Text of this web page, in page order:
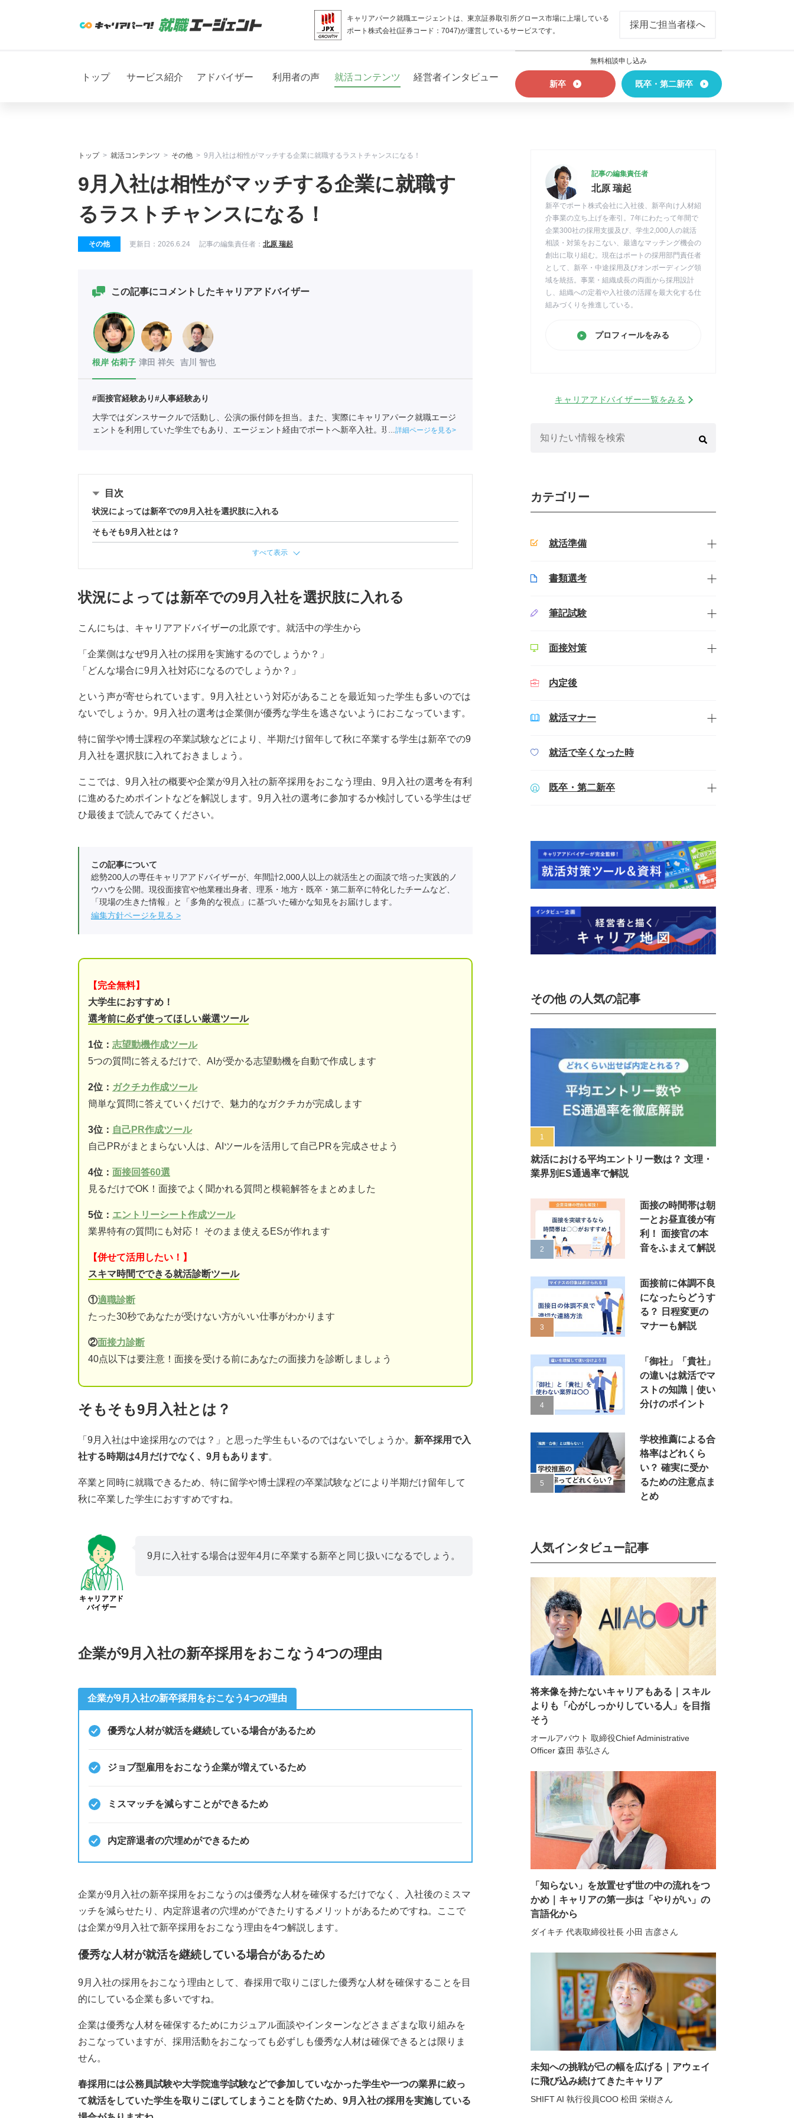
キャリアパーク就職エージェントは、東京証券取引所グロース市場に上場している
ポート株式会社(証券コード：7047)が運営しているサービスです。
採用ご担当者様へ
トップ サービス紹介 アドバイザー 利用者の声 就活コンテンツ 経営者インタビュー
無料相談申し込み
新卒 既卒・第二新卒
トップ 就活コンテンツ その他 9月入社は相性がマッチする企業に就職するラストチャンスになる！
9月入社は相性がマッチする企業に就職す
るラストチャンスになる！
その他 更新日： 2026.6.24 記事の編集責任者： 北原 瑞起
この記事にコメントしたキャリアアドバイザー
根岸 佑莉子 津田 祥矢 吉川 智也
#面接官経験あり#人事経験あり
大学ではダンスサークルで活動し、公演の振付師を担当。また、実際にキャリアパーク就職エージ
ェントを利用していた学生でもあり、エージェント経由でポートへ新卒入社。現在は関西の学生へ
詳細ページを見る
目次
状況によっては新卒での9月入社を選択肢に入れる
そもそも9月入社とは？
すべて表示
状況によっては新卒での9月入社を選択肢に入れる
こんにちは、キャリアアドバイザーの北原です。就活中の学生から
「企業側はなぜ9月入社の採用を実施するのでしょうか？」
「どんな場合に9月入社対応になるのでしょうか？」
という声が寄せられています。9月入社という対応があることを最近知った学生も多いのでは
ないでしょうか。9月入社の選考は企業側が優秀な学生を逃さないようにおこなっています。
特に留学や博士課程の卒業試験などにより、半期だけ留年して秋に卒業する学生は新卒での9
月入社を選択肢に入れておきましょう。
ここでは、9月入社の概要や企業が9月入社の新卒採用をおこなう理由、9月入社の選考を有利
に進めるためポイントなどを解説します。9月入社の選考に参加するか検討している学生はぜ
ひ最後まで読んでみてください。
この記事について
総勢200人の専任キャリアアドバイザーが、年間計2,000人以上の就活生との面談で培った実践的ノ
ウハウを公開。現役面接官や他業種出身者、理系・地方・既卒・第二新卒に特化したチームなど、
「現場の生きた情報」と「多角的な視点」に基づいた確かな知見をお届けします。
編集方針ページを見る
【完全無料】
大学生におすすめ！
選考前に必ず使ってほしい厳選ツール
1位： 志望動機作成ツール
5つの質問に答えるだけで、AIが受かる志望動機を自動で作成します
2位： ガクチカ作成ツール
簡単な質問に答えていくだけで、魅力的なガクチカが完成します
3位： 自己PR作成ツール
自己PRがまとまらない人は、AIツールを活用して自己PRを完成させよう
4位： 面接回答60選
見るだけでOK！面接でよく聞かれる質問と模範解答をまとめました
5位： エントリーシート作成ツール
業界特有の質問にも対応！ そのまま使えるESが作れます
【併せて活用したい！】
スキマ時間でできる就活診断ツール
①適職診断
たった30秒であなたが受けない方がいい仕事がわかります
②面接力診断
40点以下は要注意！面接を受ける前にあなたの面接力を診断しましょう
そもそも9月入社とは？
「9月入社は中途採用なのでは？」と思った学生もいるのではないでしょうか。 新卒採用で入
社する時期は4月だけでなく、9月もあります。
卒業と同時に就職できるため、特に留学や博士課程の卒業試験などにより半期だけ留年して
秋に卒業した学生におすすめですね。
キャリアアド
バイザー
9月に入社する場合は翌年4月に卒業する新卒と同じ扱いになるでしょう。
企業が9月入社の新卒採用をおこなう4つの理由
企業が9月入社の新卒採用をおこなう4つの理由
優秀な人材が就活を継続している場合があるため
ジョブ型雇用をおこなう企業が増えているため
ミスマッチを減らすことができるため
内定辞退者の穴埋めができるため
企業が9月入社の新卒採用をおこなうのは優秀な人材を確保するだけでなく、入社後のミスマ
ッチを減らせたり、内定辞退者の穴埋めができたりするメリットがあるためですね。ここで
は企業が9月入社で新卒採用をおこなう理由を4つ解説します。
優秀な人材が就活を継続している場合があるため
9月入社の採用をおこなう理由として、春採用で取りこぼした優秀な人材を確保することを目
的にしている企業も多いですね。
企業は優秀な人材を確保するためにカジュアル面談やインターンなどさまざまな取り組みを
おこなっていますが、採用活動をおこなっても必ずしも優秀な人材は確保できるとは限りま
せん。
春採用には公務員試験や大学院進学試験などで参加していなかった学生や一つの業界に絞っ
て就活をしていた学生を取りこぼしてしまうことを防ぐため、9月入社の採用を実施している
記事の編集責任者
北原 瑞起
新卒でポート株式会社に入社後、新卒向け人材紹
介事業の立ち上げを牽引。7年にわたって年間で
企業300社の採用支援及び、学生2,000人の就活
相談・対策をおこない、最適なマッチング機会の
創出に取り組む。現在はポートの採用部門責任者
として、新卒・中途採用及びオンボーディング領
域を統括。事業・組織成長の両面から採用設計
し、組織への定着や入社後の活躍を最大化する仕
組みづくりを推進している。
プロフィールをみる
キャリアアドバイザー一覧をみる
カテゴリー
就活準備
書類選考
筆記試験
面接対策
内定後
就活マナー
就活で辛くなった時
既卒・第二新卒
その他 の人気の記事
就活における平均エントリー数は？ 文理・
業界別ES通過率で解説
面接の時間帯は朝
一とお昼直後が有
利！ 面接官の本
音をふまえて解説
面接前に体調不良
になったらどうす
る？ 日程変更の
マナーも解説
「御社」「貴社」
の違いは就活でマ
ストの知識｜使い
分けのポイント
学校推薦による合
格率はどれくら
い？ 確実に受か
るための注意点ま
とめ
人気インタビュー記事
将来像を持たないキャリアもある｜スキル
よりも「心がしっかりしている人」を目指
そう
オールアバウト 取締役Chief Administrative
Officer 森田 恭弘さん
「知らない」を放置せず世の中の流れをつ
かめ｜キャリアの第一歩は「やりがい」の
言語化から
ダイキチ 代表取締役社長 小田 吉彦さん
未知への挑戦が己の幅を広げる｜アウェイ
に飛び込み続けてきたキャリア
SHIFT AI 執行役員COO 松田 栄樹さん